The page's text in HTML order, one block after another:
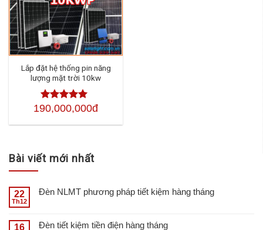
Lắp đặt hệ thống pin năng
lượng mặt trời 10kw
Được xếp
sao
190,000,000đ
Bài viết mới nhất
22
Th12
Đèn NLMT phương pháp tiết kiệm hàng tháng
16 Đèn tiết kiệm tiền điện hàng tháng